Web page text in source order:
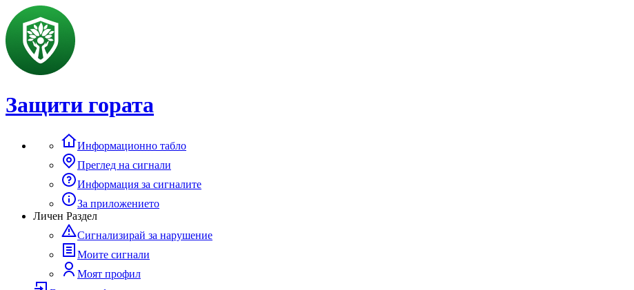
Защити гората
Информационно табло
Преглед на сигнали
Информация за сигналите
За приложението
Личен Раздел
Сигнализирай за нарушение
Моите сигнали
Моят профил